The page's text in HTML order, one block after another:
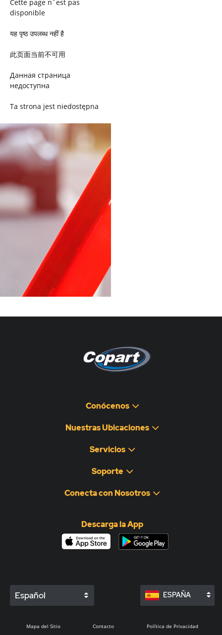
Cette page n´est pas
disponible
यह पृष्ठ उपलब्ध नहीं है
此页面当前不可用
Данная страница
недоступна
Ta strona jest niedostępna
Trang này không có
Esta página não está
disponível
このページは現在利用できま
せん
Pagina non disponibile
هذه الصفحة غير متوفرة
Conócenos
Nuestras Ubicaciones
Servicios
Soporte
Conecta con Nosotros
Descarga la App
Español ESPAÑA
Mapa del Sitio Contacto Política de Privacidad